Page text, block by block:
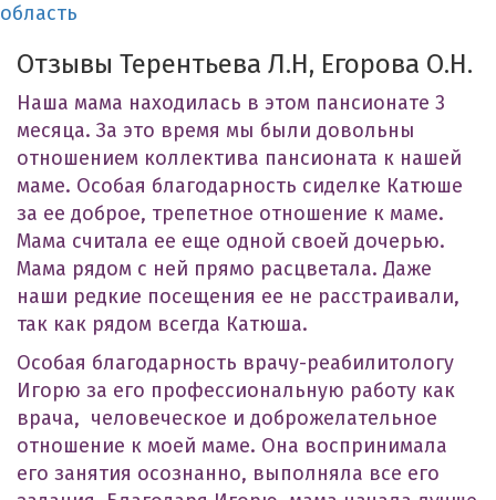
область
Отзывы Терентьева Л.Н, Егорова О.Н.
Наша мама находилась в этом пансионате 3
месяца. За это время мы были довольны
отношением коллектива пансионата к нашей
маме. Особая благодарность сиделке Катюше
за ее доброе, трепетное отношение к маме.
Мама считала ее еще одной своей дочерью.
Мама рядом с ней прямо расцветала. Даже
наши редкие посещения ее не расстраивали,
так как рядом всегда Катюша.
Особая благодарность врачу-реабилитологу
Игорю за его профессиональную работу как
врача, человеческое и доброжелательное
отношение к моей маме. Она воспринимала
его занятия осознанно, выполняла все его